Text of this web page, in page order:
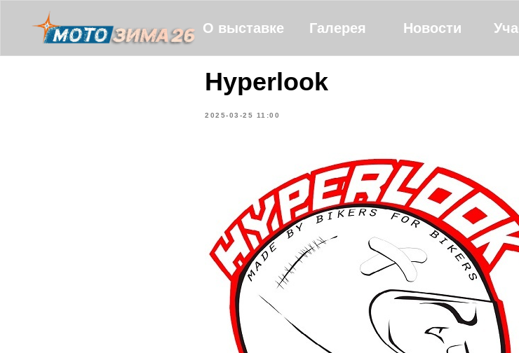
Новости
Галерея
О выставке
Hyperlook
2025-03-25 11:00